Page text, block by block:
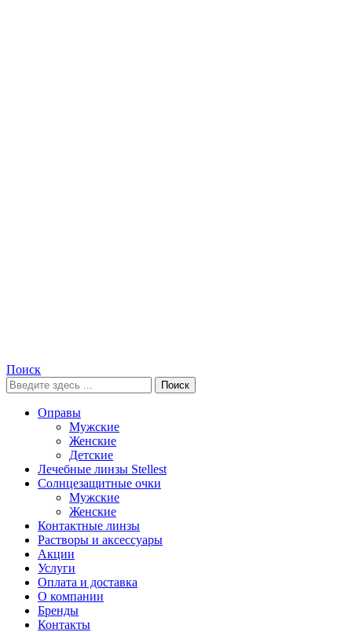
Поиск
Поиск
Оправы
Мужские
Женские
Детские
Лечебные линзы Stellest
Солнцезащитные очки
Мужские
Женские
Контактные линзы
Растворы и аксессуары
Акции
Услуги
Оплата и доставка
О компании
Бренды
Контакты